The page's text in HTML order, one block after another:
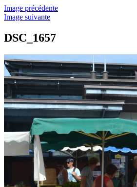
Image précédente
Image suivante
DSC_1657